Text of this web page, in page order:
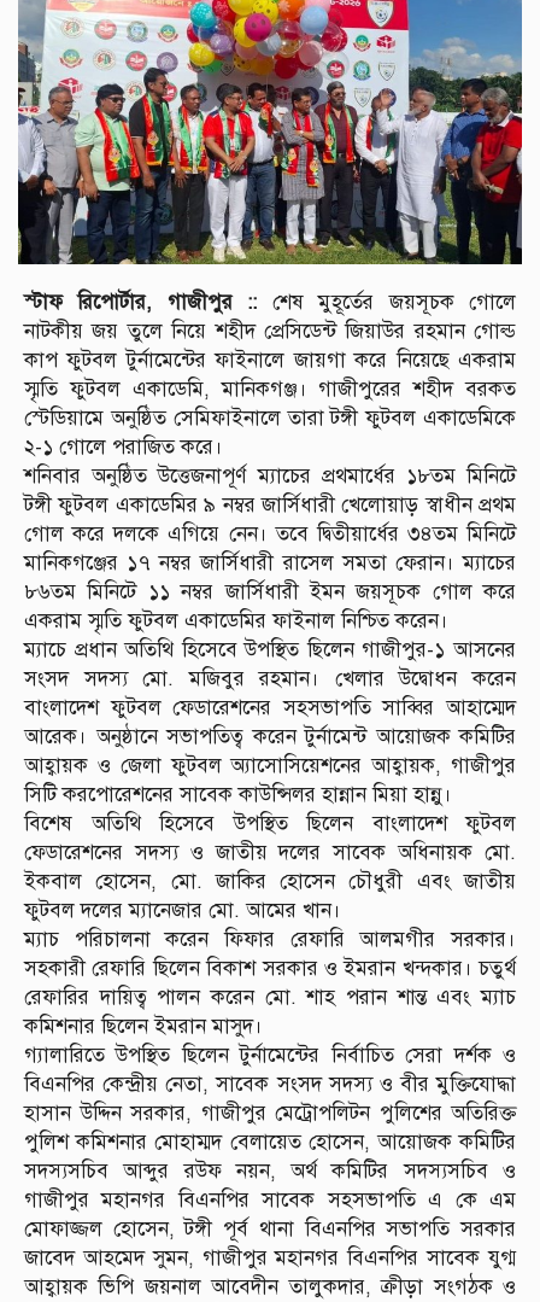
স্টাফ রিপোর্টার, গাজীপুর :: শেষ মুহূর্তের জয়সূচক গোলে
নাটকীয় জয় তুলে নিয়ে শহীদ প্রেসিডেন্ট জিয়াউর রহমান গোল্ড
কাপ ফুটবল টুর্নামেন্টের ফাইনালে জায়গা করে নিয়েছে একরাম
স্মৃতি ফুটবল একাডেমি, মানিকগঞ্জ। গাজীপুরের শহীদ বরকত
স্টেডিয়ামে অনুষ্ঠিত সেমিফাইনালে তারা টঙ্গী ফুটবল একাডেমিকে
২-১ গোলে পরাজিত করে।
শনিবার অনুষ্ঠিত উত্তেজনাপূর্ণ ম্যাচের প্রথমার্ধের ১৮তম মিনিটে
টঙ্গী ফুটবল একাডেমির ৯ নম্বর জার্সিধারী খেলোয়াড় স্বাধীন প্রথম
গোল করে দলকে এগিয়ে নেন। তবে দ্বিতীয়ার্ধের ৩৪তম মিনিটে
মানিকগঞ্জের ১৭ নম্বর জার্সিধারী রাসেল সমতা ফেরান। ম্যাচের
৮৬তম মিনিটে ১১ নম্বর জার্সিধারী ইমন জয়সূচক গোল করে
একরাম স্মৃতি ফুটবল একাডেমির ফাইনাল নিশ্চিত করেন।
ম্যাচে প্রধান অতিথি হিসেবে উপস্থিত ছিলেন গাজীপুর-১ আসনের
সংসদ সদস্য মো. মজিবুর রহমান। খেলার উদ্বোধন করেন
বাংলাদেশ ফুটবল ফেডারেশনের সহসভাপতি সাব্বির আহাম্মেদ
আরেক। অনুষ্ঠানে সভাপতিত্ব করেন টুর্নামেন্ট আয়োজক কমিটির
আহ্বায়ক ও জেলা ফুটবল অ্যাসোসিয়েশনের আহ্বায়ক, গাজীপুর
সিটি করপোরেশনের সাবেক কাউন্সিলর হান্নান মিয়া হান্নু।
বিশেষ অতিথি হিসেবে উপস্থিত ছিলেন বাংলাদেশ ফুটবল
ফেডারেশনের সদস্য ও জাতীয় দলের সাবেক অধিনায়ক মো.
ইকবাল হোসেন, মো. জাকির হোসেন চৌধুরী এবং জাতীয়
ফুটবল দলের ম্যানেজার মো. আমের খান।
ম্যাচ পরিচালনা করেন ফিফার রেফারি আলমগীর সরকার।
সহকারী রেফারি ছিলেন বিকাশ সরকার ও ইমরান খন্দকার। চতুর্থ
রেফারির দায়িত্ব পালন করেন মো. শাহ পরান শান্ত এবং ম্যাচ
কমিশনার ছিলেন ইমরান মাসুদ।
গ্যালারিতে উপস্থিত ছিলেন টুর্নামেন্টের নির্বাচিত সেরা দর্শক ও
বিএনপির কেন্দ্রীয় নেতা, সাবেক সংসদ সদস্য ও বীর মুক্তিযোদ্ধা
হাসান উদ্দিন সরকার, গাজীপুর মেট্রোপলিটন পুলিশের অতিরিক্ত
পুলিশ কমিশনার মোহাম্মদ বেলায়েত হোসেন, আয়োজক কমিটির
সদস্যসচিব আব্দুর রউফ নয়ন, অর্থ কমিটির সদস্যসচিব ও
গাজীপুর মহানগর বিএনপির সাবেক সহসভাপতি এ কে এম
মোফাজ্জল হোসেন, টঙ্গী পূর্ব থানা বিএনপির সভাপতি সরকার
জাবেদ আহমেদ সুমন, গাজীপুর মহানগর বিএনপির সাবেক যুগ্ম
আহ্বায়ক ভিপি জয়নাল আবেদীন তালুকদার, ক্রীড়া সংগঠক ও